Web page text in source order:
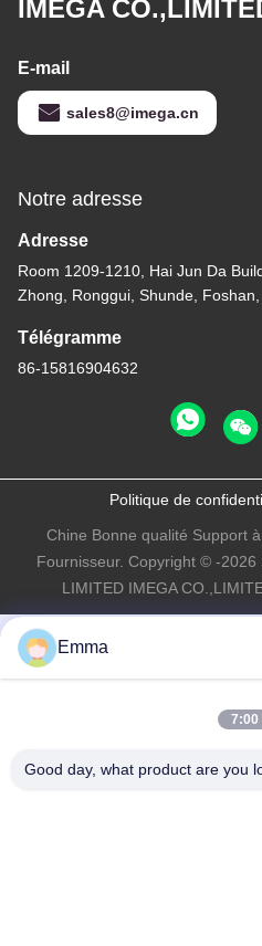
IMEGA
E-mail
sales8@imega.cn
Notre adresse
Adresse
Room 1209-1210, Hai Jun Da
Zhong, Ronggui, Shunde,
Télégramme
86-15816904632
Politique de
Chine Bonne qualité Support
Fournisseur. Copyright © -2026
LIMITED IMEGA
Emma
7:00
Good day, what product are you